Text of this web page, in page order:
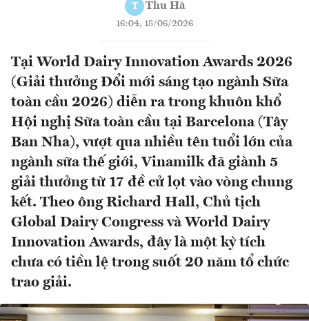
T Thu Hà
16:04, 18/06/2026
Tại World Dairy Innovation Awards 2026
(Giải thưởng Đổi mới sáng tạo ngành Sữa
toàn cầu 2026) diễn ra trong khuôn khổ
Hội nghị Sữa toàn cầu tại Barcelona (Tây
Ban Nha), vượt qua nhiều tên tuổi lớn của
ngành sữa thế giới, Vinamilk đã giành 5
giải thưởng từ 17 đề cử lọt vào vòng chung
kết. Theo ông Richard Hall, Chủ tịch
Global Dairy Congress và World Dairy
Innovation Awards, đây là một kỳ tích
chưa có tiền lệ trong suốt 20 năm tổ chức
trao giải.